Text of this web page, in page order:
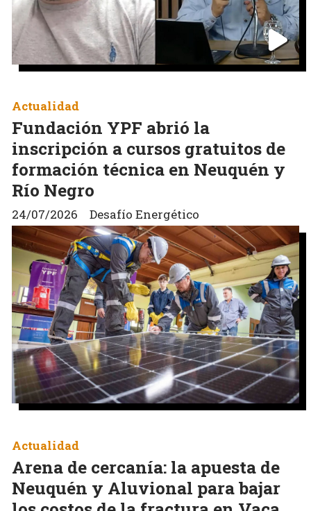
Fundación YPF abrió la
inscripción a cursos gratuitos de
formación técnica en Neuquén y
Río Negro
Desafío Energético
Actualidad
24/07/2026
Arena de cercanía: la apuesta de
Neuquén y Aluvional para bajar
Actualidad